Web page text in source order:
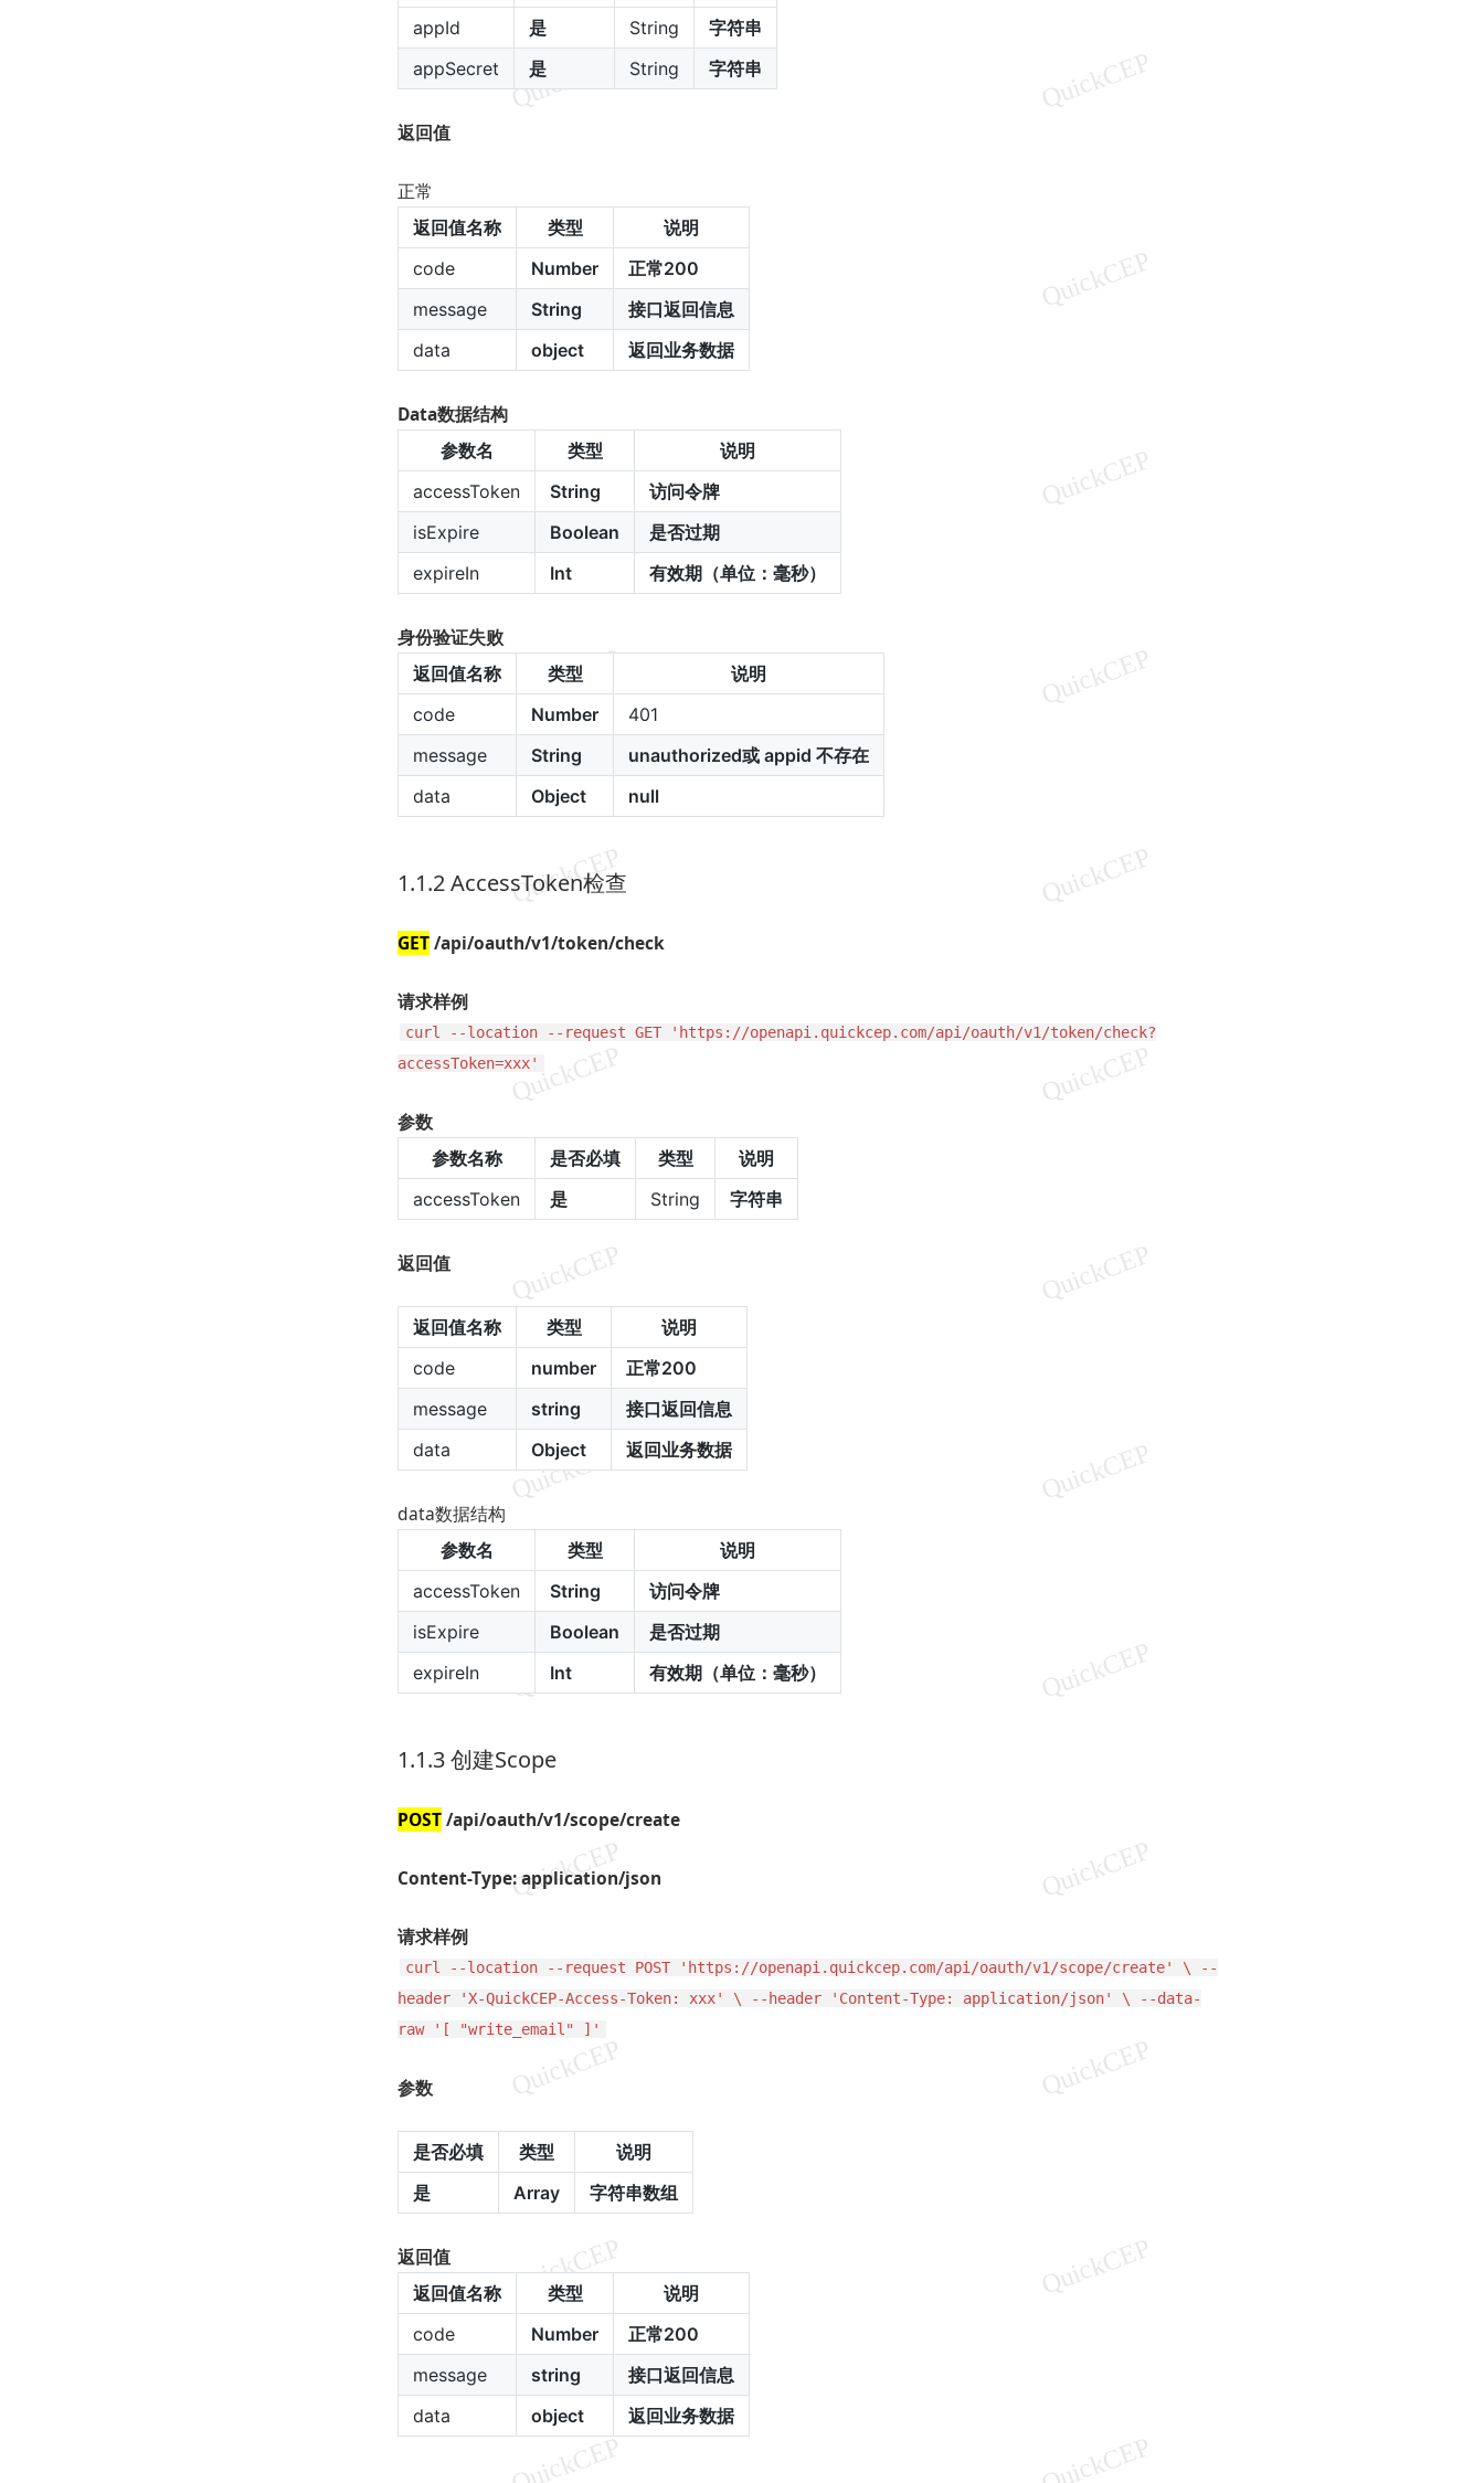
appId
是 String
字符串
appSecret
是 String 字符串
返回值
正常
返回值名称 类型
说明
code
Number
正常200
message
String
接口返回信息
data
object 返回业务数据
Data数据结构
参数名 类型
说明
accessToken
String
访问令牌
isExpire
Boolean
是否过期
expireIn
Int 有效期（单位：毫秒）
身份验证失败
返回值名称 类型
说明
code
Number
401
message
String
unauthorized或 appid 不存在
data
Object null
1.1.2 AccessToken检查
GET/api/oauth/v1/token/check
请求样例
curl --location --request GET 'https://openapi.quickcep.com/api/oauth/v1/token/check?
accessToken=xxx'
参数
参数名称 是否必填 类型
说明
accessToken
是 String 字符串
返回值
返回值名称 类型
说明
code
number
正常200
message
string
接口返回信息
data
Object 返回业务数据
data数据结构
参数名 类型
说明
accessToken
String
访问令牌
isExpire
Boolean
是否过期
expireIn
Int 有效期（单位：毫秒）
1.1.3 创建Scope
POST/api/oauth/v1/scope/create
Content-Type: application/json
请求样例
curl --location --request POST 'https://openapi.quickcep.com/api/oauth/v1/scope/create' \ --
header 'X-QuickCEP-Access-Token: xxx' \ --header 'Content-Type: application/json' \ --data-
raw '[ "write_email" ]'
参数
是否必填 类型
说明
是
Array 字符串数组
返回值
返回值名称 类型
说明
code
Number
正常200
message
string
接口返回信息
data
object 返回业务数据